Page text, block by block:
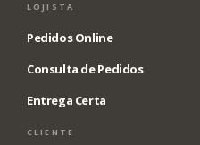
LOJISTA
Pedidos Online
Consulta de Pedidos
Entrega Certa
CLIENTE